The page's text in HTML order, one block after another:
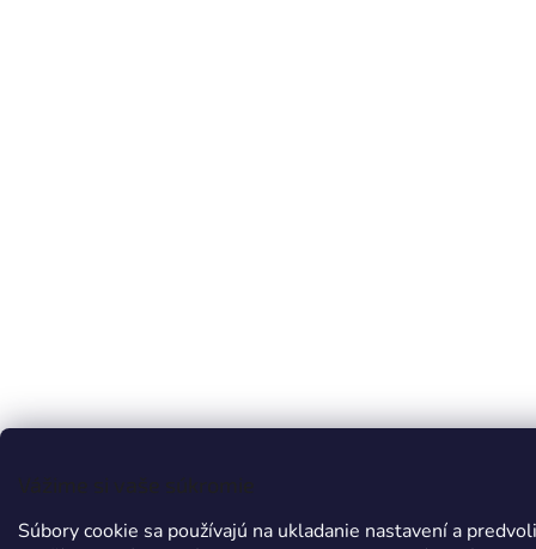
Vážime si vaše súkromie
Súbory cookie sa používajú na ukladanie nastavení a